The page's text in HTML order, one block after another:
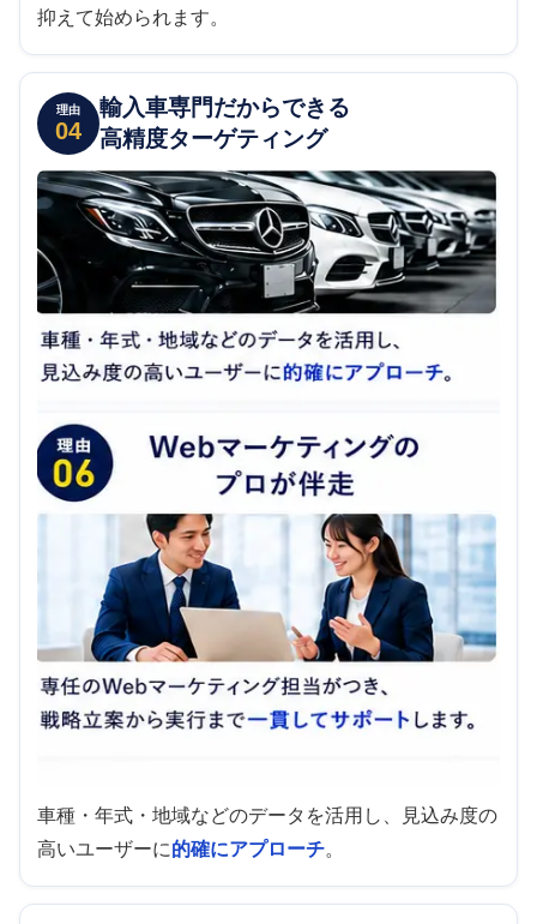
抑えて始められます。
理由
04
輸入車専門だからできる
高精度ターゲティング
車種・年式・地域などのデータを活用し、見込み度の
高いユーザーに的確にアプローチ。